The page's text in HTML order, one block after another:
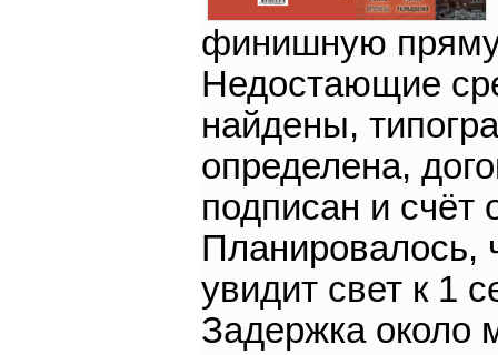
финишную
Недостающие
найдены,
определена,
подписан и счёт
Планировалось,
увидит свет к 1
Задержка около